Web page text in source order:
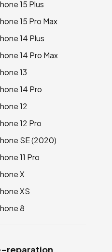
15 Plus
15 Pro Max
14 Plus
14 Pro Max
13
14 Pro
12
12 Pro
SE (2020)
11 Pro
X
XS
8
reparation